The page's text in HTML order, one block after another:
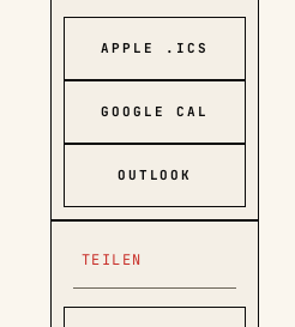
APPLE .ICS
GOOGLE CAL
OUTLOOK
TEILEN